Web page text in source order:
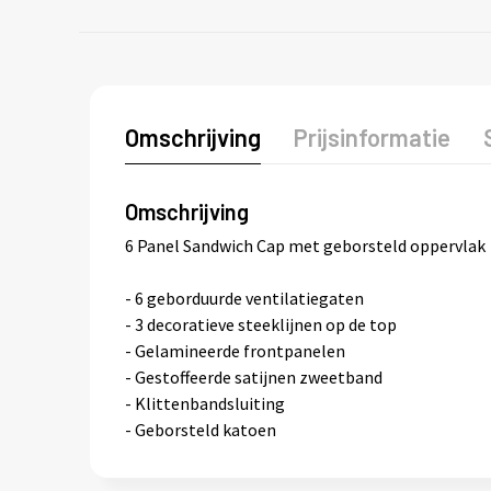
Omschrijving Prijsinformatie
Omschrijving
6 Panel Sandwich Cap met geborsteld oppervlak
- 6 geborduurde ventilatiegaten
- 3 decoratieve steeklijnen op de top
- Gelamineerde frontpanelen
- Gestoffeerde satijnen zweetband
- Klittenbandsluiting
- Geborsteld katoen